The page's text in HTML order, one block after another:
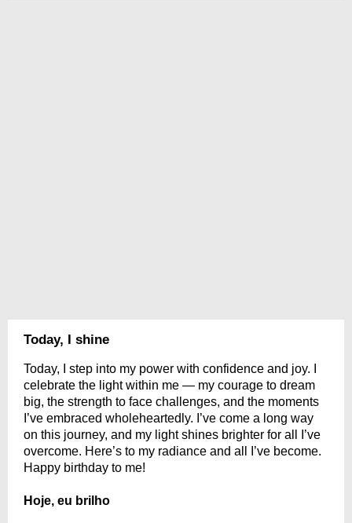
Today, I shine
Today, I step into my power with confidence and joy. I
celebrate the light within me — my courage to dream
big, the strength to face challenges, and the moments
I’ve embraced wholeheartedly. I’ve come a long way
on this journey, and my light shines brighter for all I’ve
overcome. Here’s to my radiance and all I’ve become.
Happy birthday to me!
Hoje, eu brilho